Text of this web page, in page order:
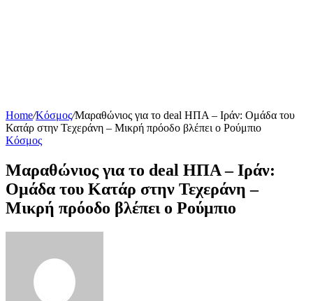
Home/Κόσμος/Μαραθώνιος για το deal ΗΠΑ – Ιράν: Ομάδα του
Κατάρ στην Τεχεράνη – Μικρή πρόοδο βλέπει ο Ρούμπιο
Κόσμος
Μαραθώνιος για το deal ΗΠΑ – Ιράν:
Ομάδα του Κατάρ στην Τεχεράνη –
Μικρή πρόοδο βλέπει ο Ρούμπιο